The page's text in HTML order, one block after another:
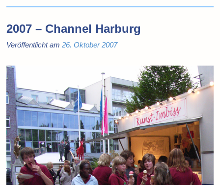
2007 – Channel Harburg
Veröffentlicht am26. Oktober 2007